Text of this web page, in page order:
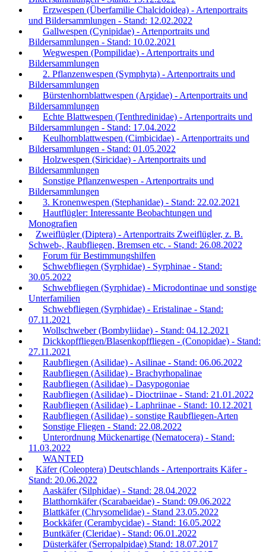
Erzwespen (Überfamilie Chalcidoidea) - Artenportraits
und Bildersammlungen - Stand: 12.02.2022
Gallwespen (Cynipidae) - Artenportraits und
Bildersammlungen - Stand: 10.02.2021
Wegwespen (Pompilidae) - Artenportraits und
Bildersammlungen
2. Pflanzenwespen (Symphyta) - Artenportraits und
Bildersammlungen
Bürstenhornblattwespen (Argidae) - Artenportraits und
Bildersammlungen
Echte Blattwespen (Tenthredinidae) - Artenportraits und
Bildersammlungen - Stand: 17.04.2022
Keulhornblattwespen (Cimbicidae) - Artenportraits und
Bildersammlungen - Stand: 01.05.2022
Holzwespen (Siricidae) - Artenportraits und
Bildersammlungen
Sonstige Pflanzenwespen - Artenportraits und
Bildersammlungen
3. Kronenwespen (Stephanidae) - Stand: 22.02.2021
Hautflügler: Interessante Beobachtungen und
Monografien
Zweiflügler (Diptera) - Artenportraits Zweiflügler, z. B.
Schweb-, Raubfliegen, Bremsen etc. - Stand: 26.08.2022
Forum für Bestimmungshilfen
Schwebfliegen (Syrphidae) - Syrphinae - Stand:
30.05.2022
Schwebfliegen (Syrphidae) - Microdontinae und sonstige
Unterfamilien
Schwebfliegen (Syrphidae) - Eristalinae - Stand:
07.11.2021
Wollschweber (Bombyliidae) - Stand: 04.12.2021
Dickkopffliegen/Blasenkopffliegen - (Conopidae) - Stand:
27.11.2021
Raubfliegen (Asilidae) - Asilinae - Stand: 06.06.2022
Raubfliegen (Asilidae) - Brachyrhopalinae
Raubfliegen (Asilidae) - Dasypogoniae
Raubfliegen (Asilidae) - Dioctriinae - Stand: 21.01.2022
Raubfliegen (Asilidae) - Laphriinae - Stand: 10.12.2021
Raubfliegen (Asilidae) - sonstige Raubfliegen-Arten
Sonstige Fliegen - Stand: 22.08.2022
Unterordnung Mückenartige (Nematocera) - Stand:
11.03.2022
WANTED
Käfer (Coleoptera) Deutschlands - Artenportraits Käfer -
Stand: 20.06.2022
Aaskäfer (Silphidae) - Stand: 28.04.2022
Blatthornkäfer (Scarabaeidae) - Stand: 09.06.2022
Blattkäfer (Chrysomelidae) - Stand 23.05.2022
Bockkäfer (Cerambycidae) - Stand: 16.05.2022
Buntkäfer (Cleridae) - Stand: 06.01.2022
Düsterkäfer (Serropalpidae) Stand: 18.07.2017